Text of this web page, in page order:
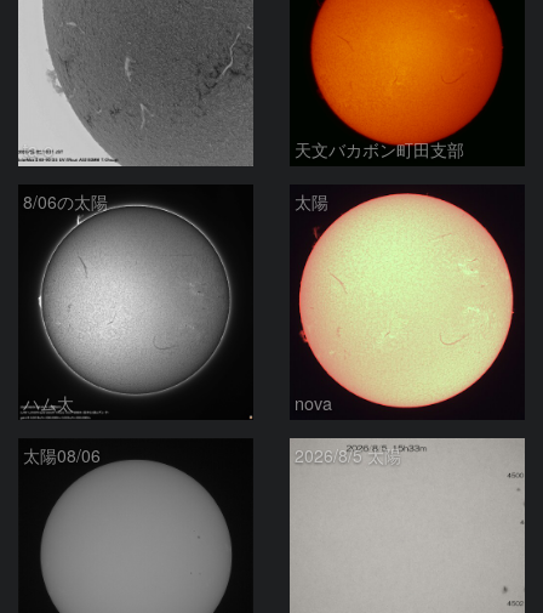
ta-o 天文バカボン町田支部
8/06の太陽
ハム太
太陽
nova
太陽08/06 2026/8/5 太陽